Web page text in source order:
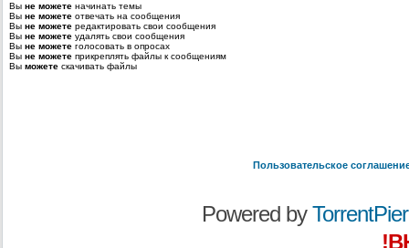
Вы не можете начинать темы
Вы не можете отвечать на сообщения
Вы не можете редактировать свои сообщения
Вы не можете удалять свои сообщения
Вы не можете голосовать в опросах
Вы не можете прикреплять файлы к сообщениям
Вы можете скачивать файлы
Пользовательское
Powered by